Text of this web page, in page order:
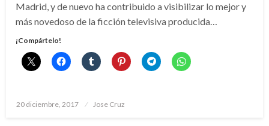
Madrid, y de nuevo ha contribuido a visibilizar lo mejor y
más novedoso de la ficción televisiva producida…
¡Compártelo!
Publicado
20 diciembre, 2017 Jose Cruz